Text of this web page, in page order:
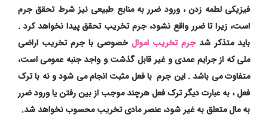
فیزیکی لطمه زدن ، ورود ضرر به منابع طبیعی نیز شرط تحقق جرم
است، زیرا تا ضرر واقع نشود، جرم تخریب تحقق پیدا نخواهد کرد .
باید متذکر شد جرم تخریب اموال خصوصی با جرم تخریب اراضی
ملی که از جرایم عمدی و غیر قابل گذشت و واجد جنبه عمومی است،
متفاوت می باشد. این جرم با فعل مثبت انجام می شود و نه با ترک
فعل ، به عبارت دیگر ترک فعل هرچند موجب از بین رفتن یا ورود ضرر
به مال متعلق به غیر شود، عنصر مادی تخریب محسوب نخواهد شد.